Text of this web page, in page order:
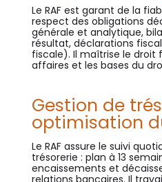
Le RAF est garant de la
respect des obligations
générale et analytique,
résultat, déclarations
fiscale). Il maîtrise le droit
affaires et les bases du
Gestion de
optimisation
Le RAF assure le suivi
trésorerie : plan à 13
encaissements et
relations bancaires. Il